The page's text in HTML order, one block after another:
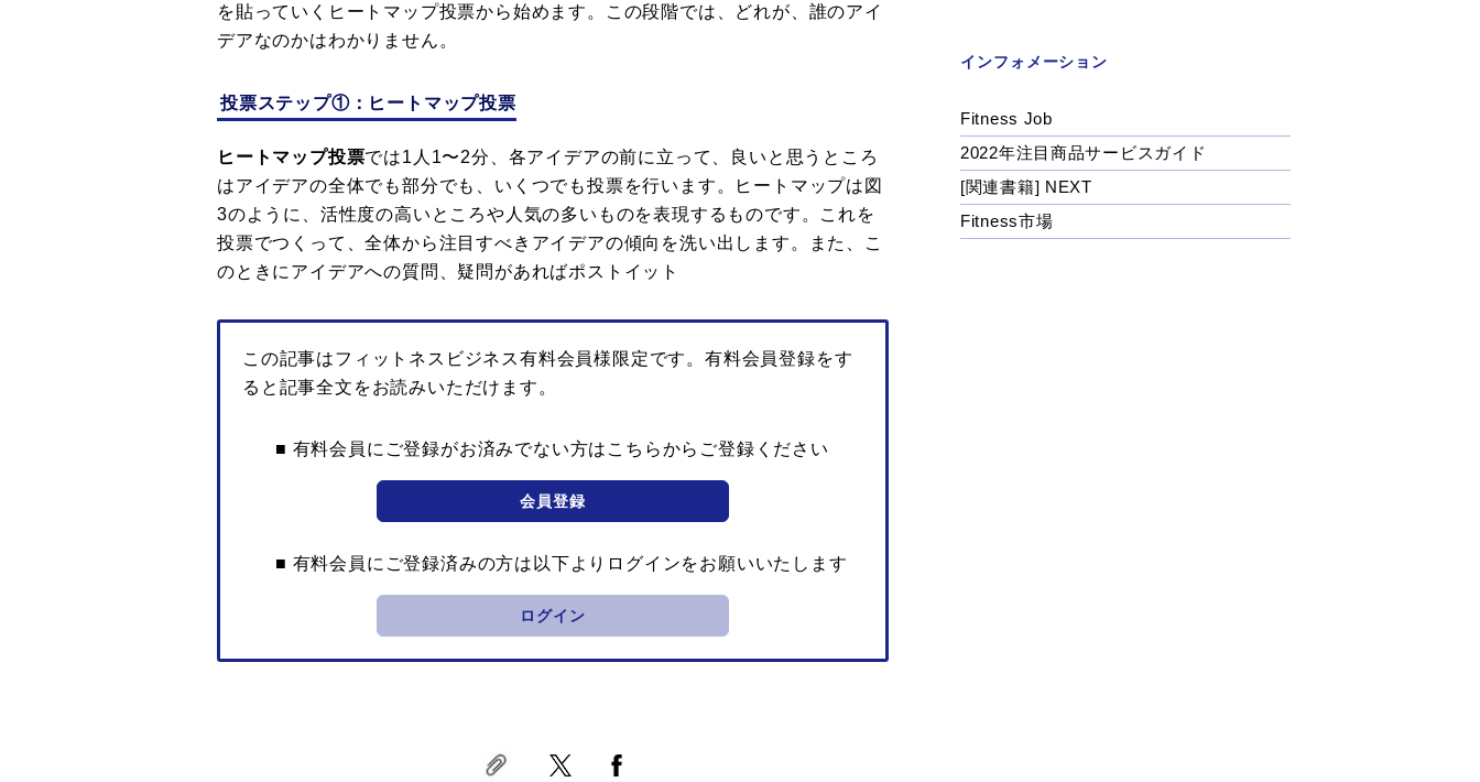
を貼っていくヒートマップ投票から始めます。この段階では、どれが、誰のアイ
デアなのかはわかりません。
投票ステップ①：ヒートマップ投票
ヒートマップ投票では1人1〜2分、各アイデアの前に立って、良いと思うところ
はアイデアの全体でも部分でも、いくつでも投票を行います。ヒートマップは図
3のように、活性度の高いところや人気の多いものを表現するものです。これを
投票でつくって、全体から注目すべきアイデアの傾向を洗い出します。また、こ
のときにアイデアへの質問、疑問があればポストイット
この記事はフィットネスビジネス有料会員様限定です。有料会員登録をす
ると記事全文をお読みいただけます。
■ 有料会員にご登録がお済みでない方はこちらからご登録ください
会員登録
■ 有料会員にご登録済みの方は以下よりログインをお願いいたします
ログイン
インフォメーション
Fitness Job
2022年注目商品サービスガイド
[関連書籍] NEXT
Fitness市場